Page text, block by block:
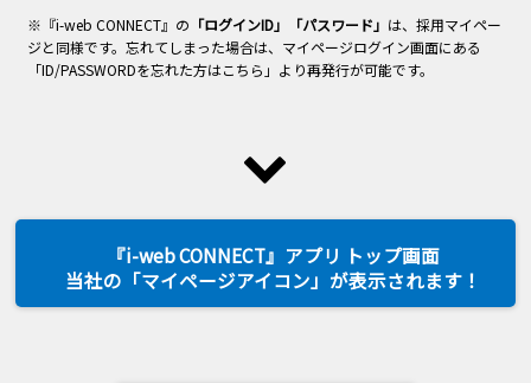
※『i-web CONNECT』の 「ログインID」「パスワード」 は、採用マイペー
ジと同様です。忘れてしまった場合は、マイページログイン画面にある
「ID/PASSWORDを忘れた方はこちら」より再発行が可能です。
『i-web CONNECT』アプリ トップ画面
当社の「マイページアイコン」が表示されます！